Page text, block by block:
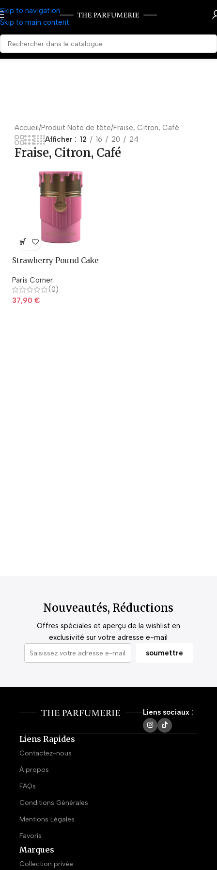
Skip to navigation
Skip to main content
Accueil Produit Note de tête Fraise, Citron, Café
Afficher
12 16 20 24
Fraise, Citron, Café
Strawberry Pound Cake
Paris Corner
(0)
37,90 €
Nouveautés, Réductions
Offres spéciales et aperçu de la wishlist en
exclusivité sur votre adresse e-mail
Liens sociaux :
Liens Rapides
Contactez-nous
À propos
FAQs
Conditions Générales
Mentions Légales
Favoris
Marques
Collection privée